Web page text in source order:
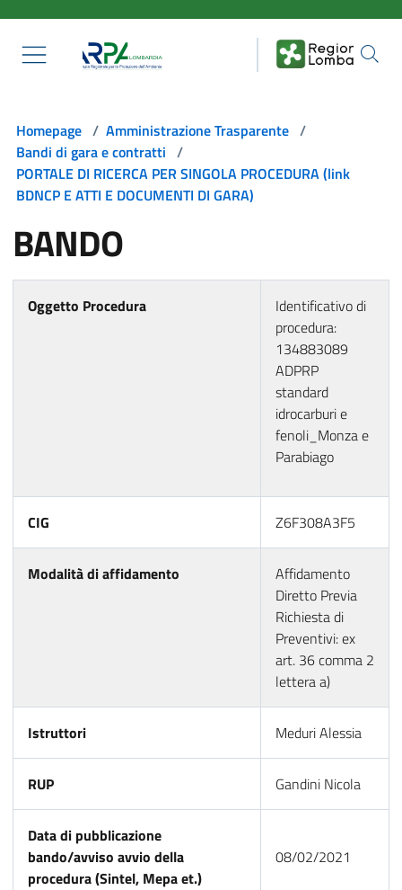
Homepage / Amministrazione Trasparente /
Bandi di gara e contratti /
PORTALE DI RICERCA PER SINGOLA PROCEDURA (link
BDNCP E ATTI E DOCUMENTI DI GARA)
BANDO
Oggetto Procedura
Identificativo di
procedura:
134883089
ADPRP
standard
idrocarburi e
fenoli_Monza e
Parabiago
CIG Z6F308A3F5
Modalità di affidamento
Affidamento
Diretto Previa
Richiesta di
Preventivi: ex
art. 36 comma 2
lettera a)
Istruttori Meduri Alessia
RUP Gandini Nicola
Data di pubblicazione
bando/avviso avvio della
procedura (Sintel, Mepa et.)
08/02/2021